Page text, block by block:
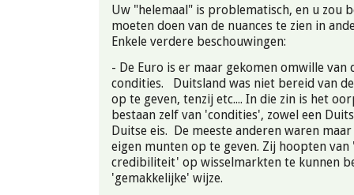
Uw "helemaal" is problematisch, en u zou
moeten doen van de nuances te zien in
Enkele verdere beschouwingen:
- De Euro is er maar gekomen omwille van
condities. Duitsland was niet bereid van
op te geven, tenzij etc.... In die zin is het
bestaan zelf van 'condities', zowel een
Duitse eis. De meeste anderen waren
eigen munten op te geven. Zij hoopten van
credibiliteit' op wisselmarkten te kunnen
'gemakkelijke' wijze.